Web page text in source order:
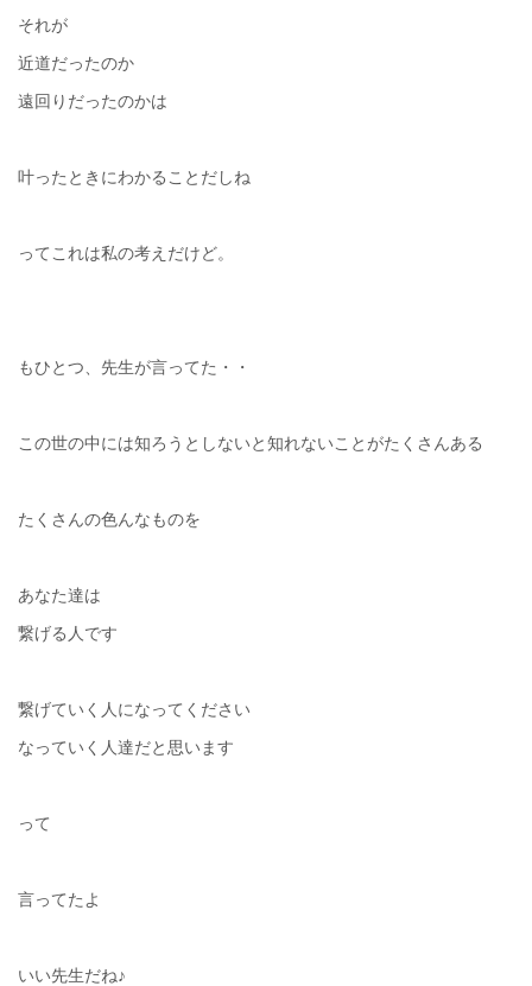
それが
近道だったのか
遠回りだったのかは
叶ったときにわかることだしね
ってこれは私の考えだけど。
もひとつ、先生が言ってた・・
この世の中には知ろうとしないと知れないことがたくさんある
たくさんの色んなものを
あなた達は
繋げる人です
繋げていく人になってください
なっていく人達だと思います
って
言ってたよ
いい先生だね♪